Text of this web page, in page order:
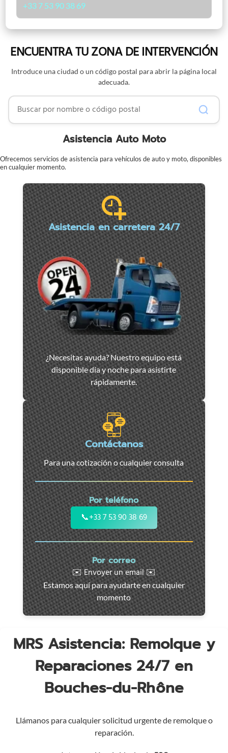
+33 7 53 90 38 69
ENCUENTRA TU ZONA DE INTERVENCIÓN
Introduce una ciudad o un código postal para abrir la página local
adecuada.
Buscar por nombre o código postal
Asistencia Auto Moto
Ofrecemos servicios de asistencia para vehículos de auto y moto, disponibles
en cualquier momento.
Asistencia en carretera 24/7
Asistencia
y
remolque
de
coches
en
Marsella
-
Servicio
24/7
para
coches,
motos
y
vehículos
utilitarios.
Intervención
rápida
en
toda
la
región
¿Necesitas ayuda? Nuestro equipo está
disponible día y noche para asistirte
rápidamente.
Contáctanos
Para una cotización o cualquier consulta
Por teléfono
📞+33 7 53 90 38 69
Por correo
✉️ Envoyer un email ✉️
Estamos aquí para ayudarte en cualquier
momento
MRS Asistencia: Remolque y
Reparaciones 24/7 en
Bouches-du-Rhône
Llámanos para cualquier solicitud urgente de remolque o
reparación.